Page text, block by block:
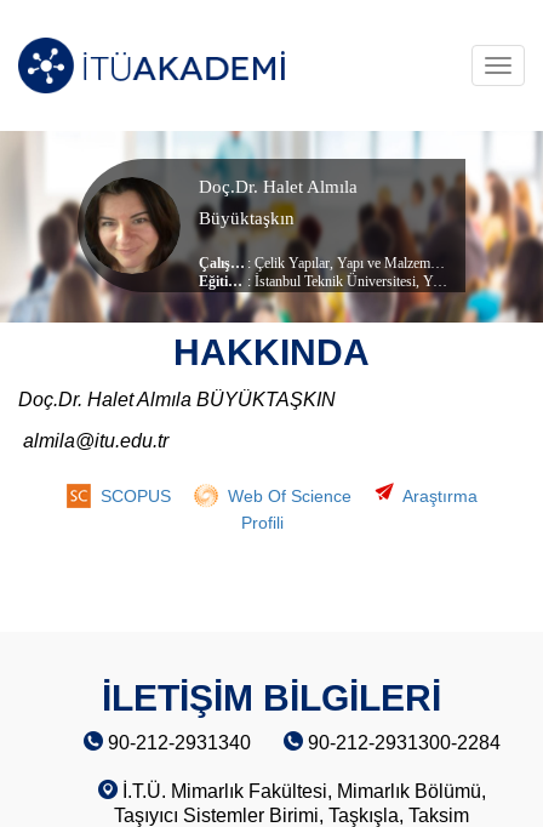
Doç.Dr. Halet Almıla
Büyüktaşkın
Çalışma Alanları : Çelik Yapılar, Yapı ve Malzemeleri
Mühendislik
Eğitim Durumu
: İstanbul Teknik Üniversitesi, Yapı Mühendisliği (dr) (Doktora)
Çalıştığı Birim:Mimarlık , Mimarlık Bölümü
HAKKINDA
Doç.Dr. Halet Almıla BÜYÜKTAŞKIN
almila@itu.edu.tr
SCOPUS Web Of Science
Araştırma
Profili
İLETİŞİM BİLGİLERİ
90-212-2931340 90-212-2931300-2284
İ.T.Ü. Mimarlık Fakültesi, Mimarlık Bölümü,
Taşıyıcı Sistemler Birimi, Taşkışla, Taksim